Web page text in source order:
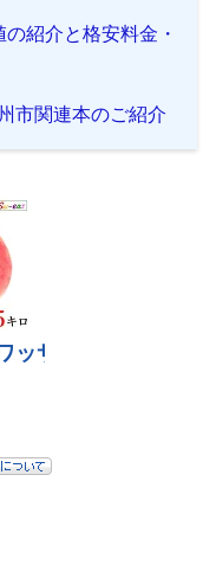
の紹介と格安料金・
市関連本のご紹介